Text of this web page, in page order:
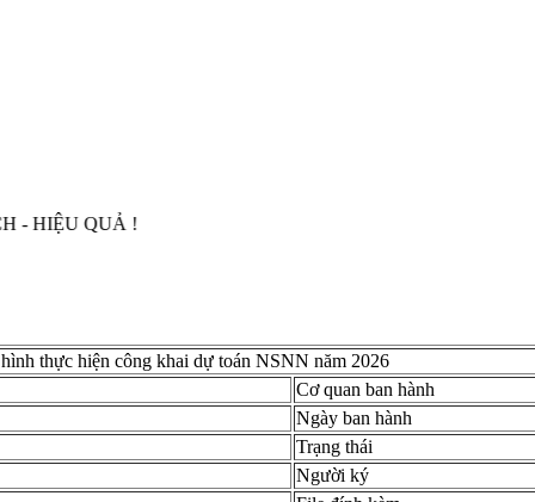
QUẢ !
thực hiện công khai dự toán NSNN năm 2026
Cơ quan ban hành
Ngày ban hành
Trạng thái
Người ký